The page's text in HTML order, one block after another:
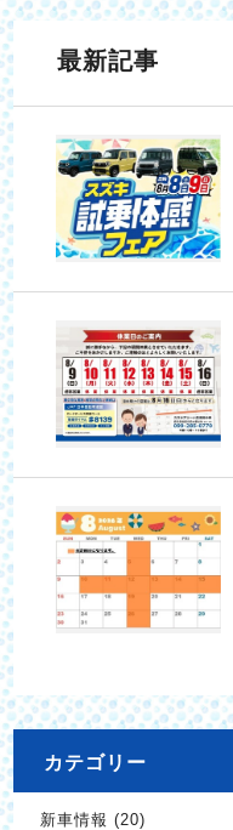
最新記事
カテゴリー
新車情報 (20)